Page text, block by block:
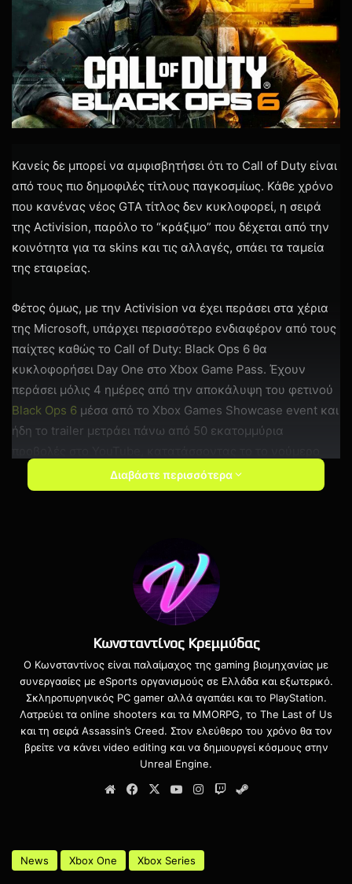
Κανείς δε μπορεί να αμφισβητήσει ότι το Call of Duty είναι
από τους πιο δημοφιλές τίτλους παγκοσμίως. Κάθε χρόνο
που κανένας νέος GTA τίτλος δεν κυκλοφορεί, η σειρά
της Activision, παρόλο το “κράξιμο” που δέχεται από την
κοινότητα για τα skins και τις αλλαγές, σπάει τα ταμεία
της εταιρείας.
Φέτος όμως, με την Activision να έχει περάσει στα χέρια
της Microsoft, υπάρχει περισσότερο ενδιαφέρον από τους
παίχτες καθώς το Call of Duty: Black Ops 6 θα
κυκλοφορήσει Day One στο Xbox Game Pass. Έχουν
περάσει μόλις 4 ημέρες από την αποκάλυψη του φετινού
Black Ops 6 μέσα από το Xbox Games Showcase event και
ήδη το trailer μετράει πάνω από 50 εκατομμύρια
ένα Call of Duty trailer όλων των εποχών, το οποίο
ξεπέρασε σε προβολές το Infinite Warfare που
Η Microsoft και το Xbox είναι ιδιαίτερα χαρούμενοι από
ενός Call of Duty τίτλου με την βοήθεια της υπηρεσίας
ποτέ τους Call of Duty.
Διαβάστε περισσότερα
Κωνσταντίνος Κρεμμύδας
Ο Κωνσταντίνος είναι παλαίμαχος της gaming βιομηχανίας με
συνεργασίες με eSports οργανισμούς σε Ελλάδα και εξωτερικό.
Σκληροπυρηνικός PC gamer αλλά αγαπάει και το PlayStation.
Λατρεύει τα online shooters και τα MMORPG, το The Last of Us
και τη σειρά Assassin’s Creed. Στον ελεύθερο του χρόνο θα τον
βρείτε να κάνει video editing και να δημιουργεί κόσμους στην
Unreal Engine.
WebsiteFacebook
X YouTubeInstagram
Twitch